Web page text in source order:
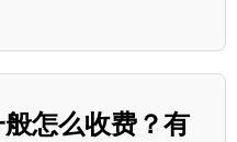
怎么收费？有